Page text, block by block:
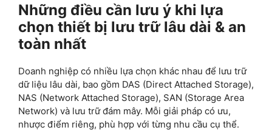
Những điều cần lưu ý khi lựa
chọn thiết bị lưu trữ lâu dài & an
toàn nhất
Doanh nghiệp có nhiều lựa chọn khác nhau để lưu trữ
dữ liệu lâu dài, bao gồm DAS (Direct Attached Storage),
NAS (Network Attached Storage), SAN (Storage Area
Network) và lưu trữ đám mây. Mỗi giải pháp có ưu,
nhược điểm riêng, phù hợp với từng nhu cầu cụ thể.